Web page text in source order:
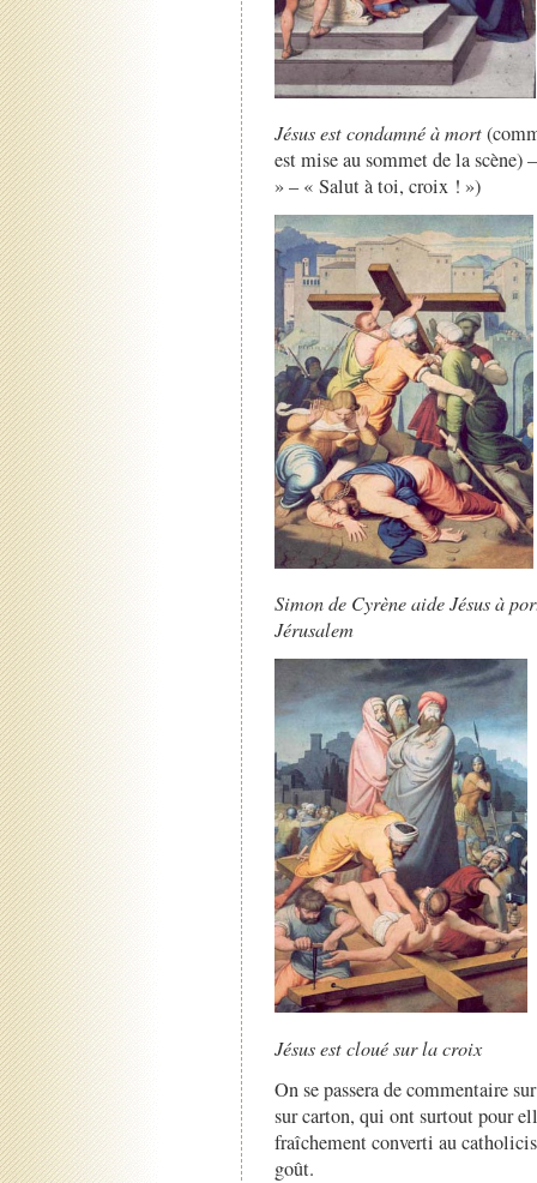
Jésus est condamné à mort
est mise au sommet de la scène)
» – « Salut à toi, croix ! »)
Simon de Cyrène aide Jésus à
Jérusalem
Jésus est cloué sur la croix
On se passera de commentaire
sur carton, qui ont surtout pour
fraîchement converti au
goût.